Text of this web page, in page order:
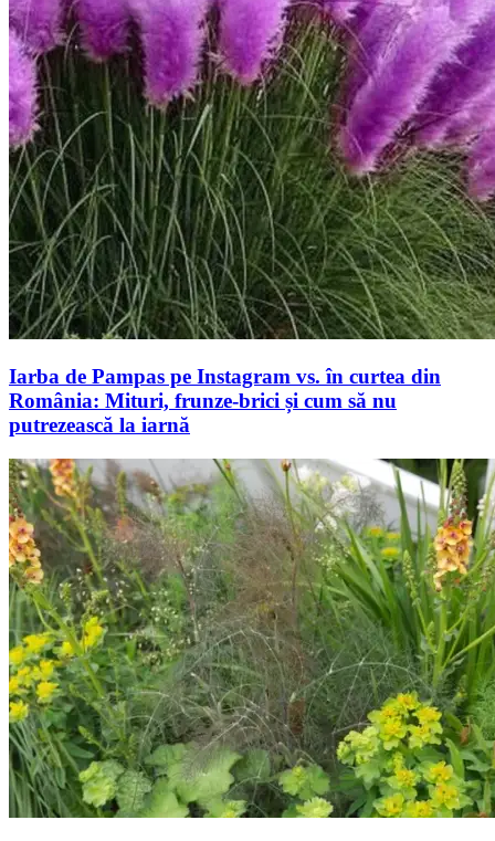
Iarba de Pampas pe Instagram vs. în curtea din
România: Mituri, frunze-brici și cum să nu
putrezească la iarnă